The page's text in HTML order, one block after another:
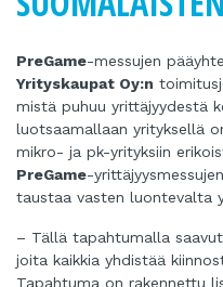
PreGame-messujen
Yrityskaupat Oy:n
mistä puhuu yrittäjyydestä
luotsaamallaan yrityksellä
mikro- ja pk-yrityksiin
PreGame-
taustaa vasten luontevalta
– Tällä tapahtumalla
joita kaikkia yhdistää
Tapahtuma on rakennettu